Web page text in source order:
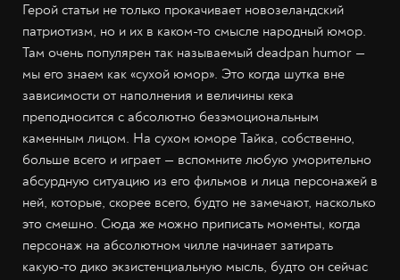
Герой статьи не только прокачивает новозеландский
патриотизм, но и их в каком-то смысле народный юмор.
Там очень популярен так называемый deadpan humor —
мы его знаем как «сухой юмор». Это когда шутка вне
зависимости от наполнения и величины кека
преподносится с абсолютно безэмоциональным
каменным лицом. На сухом юморе Тайка, собственно,
больше всего и играет — вспомните любую уморительно
абсурдную ситуацию из его фильмов и лица персонажей в
ней, которые, скорее всего, будто не замечают, насколько
это смешно. Сюда же можно приписать моменты, когда
персонаж на абсолютном чилле начинает затирать
какую-то дико экзистенциальную мысль, будто он сейчас